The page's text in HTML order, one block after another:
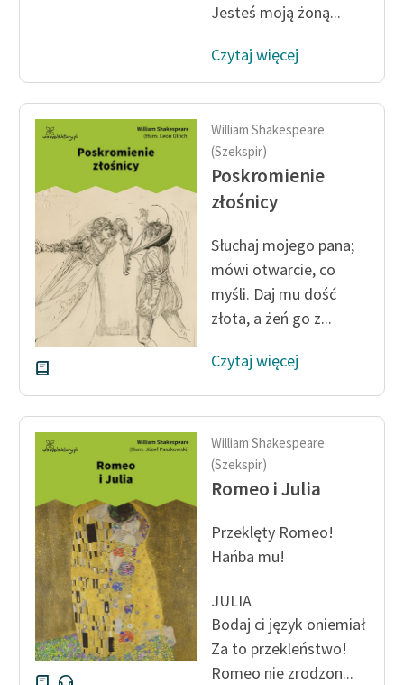
Jesteś moją żoną...
Czytaj więcej
William Shakespeare
(Szekspir)
Poskromienie
złośnicy
Słuchaj mojego pana;
mówi otwarcie, co
myśli. Daj mu dość
złota, a żeń go z...
Czytaj więcej
William Shakespeare
(Szekspir)
Romeo i Julia
Przeklęty Romeo!
Hańba mu!
JULIA
Bodaj ci język oniemiał
Za to przekleństwo!
Romeo nie zrodzon...